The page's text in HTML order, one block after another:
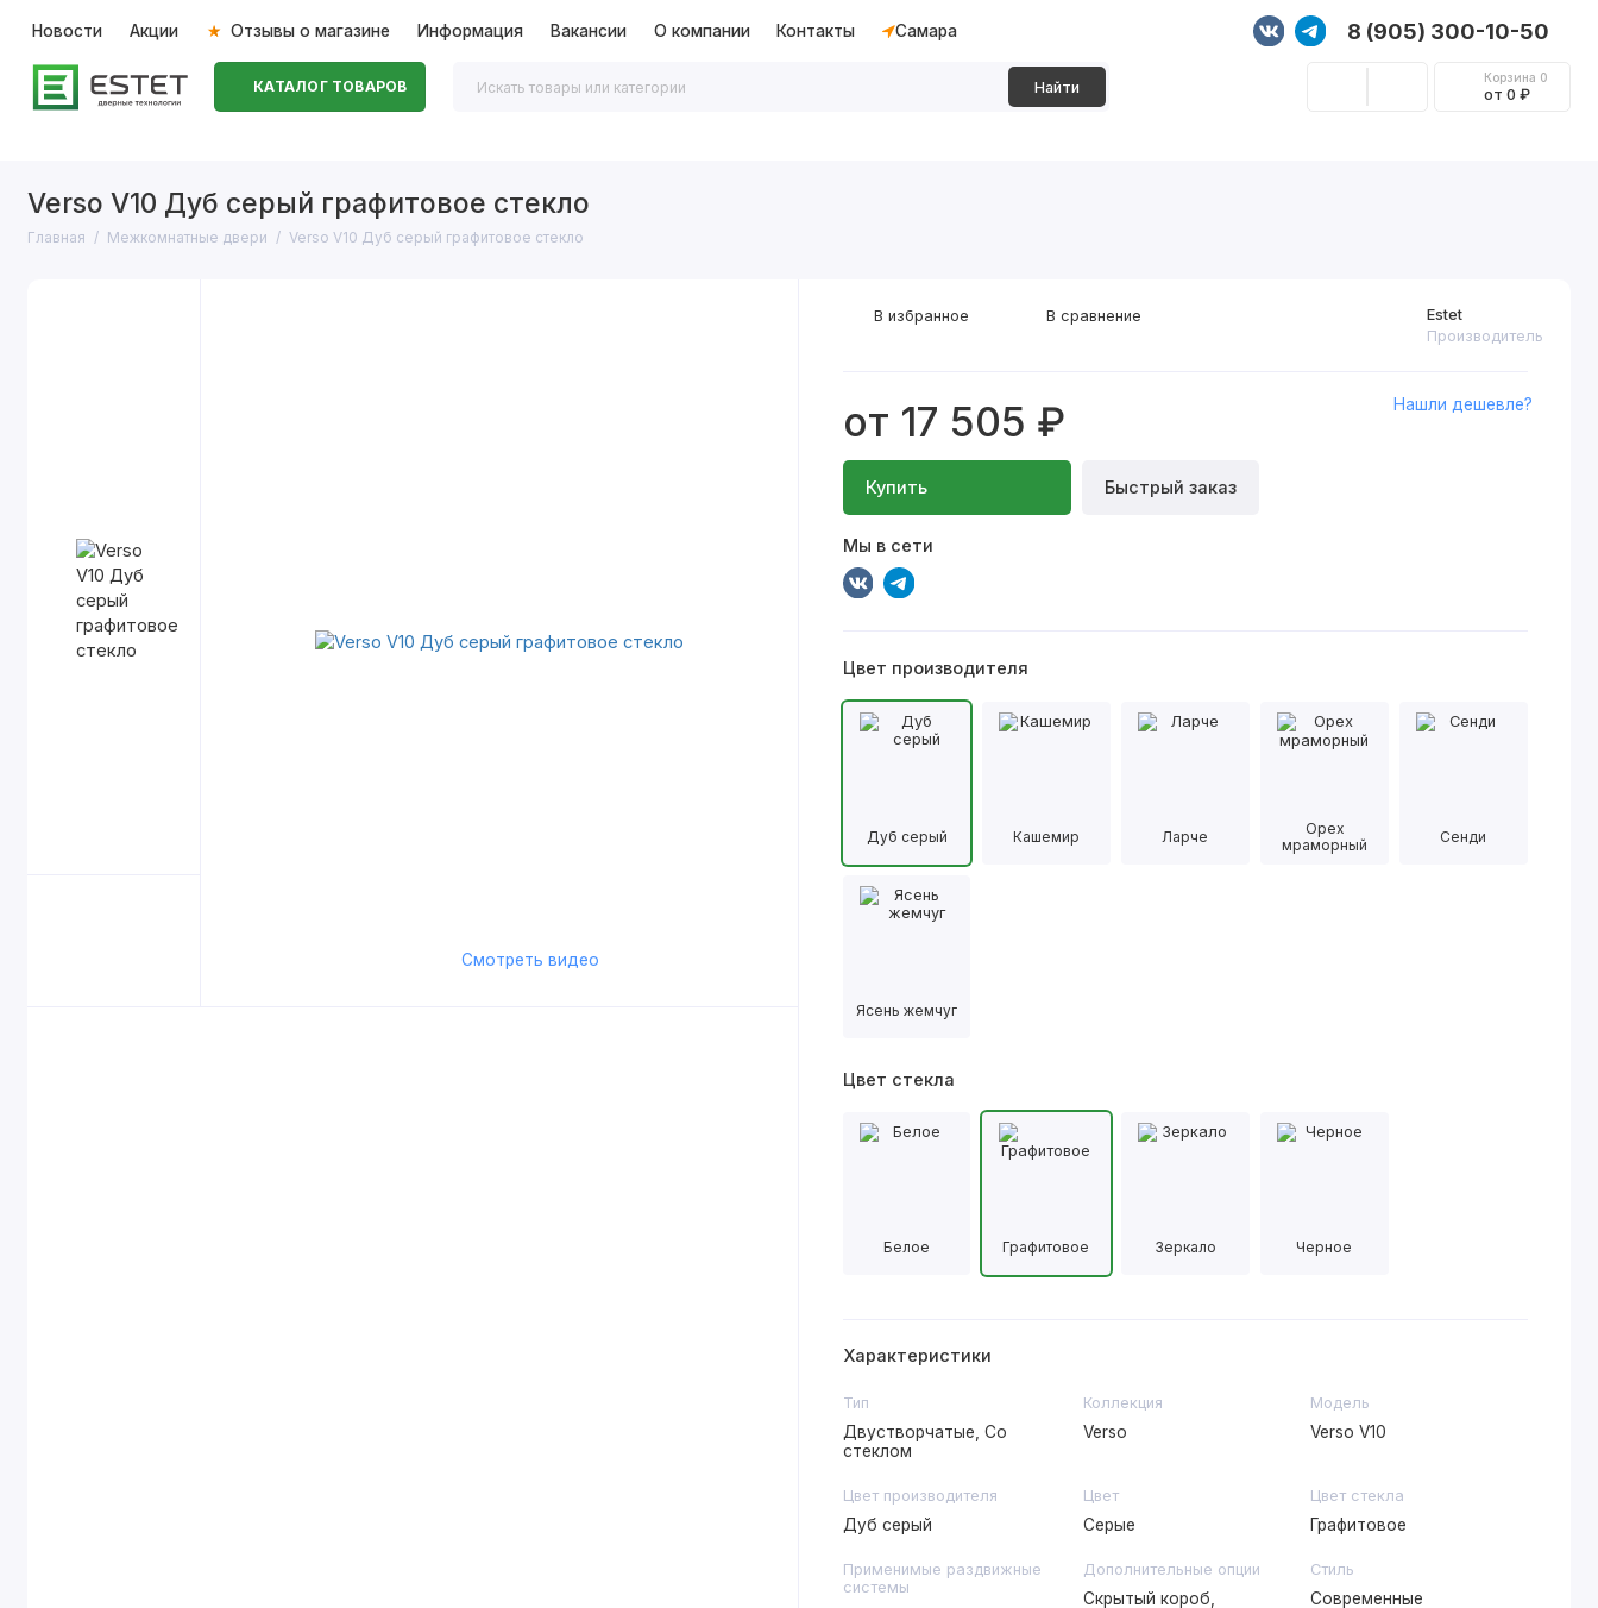
Новости Акции Отзывы о магазине Информация Вакансии О компании Контакты Самара 8 (905) 300-10-50
КАТАЛОГ ТОВАРОВ Найти
Корзина 0
от 0 ₽
Verso V10 Дуб серый графитовое стекло
Главная Межкомнатные двери Verso V10 Дуб серый графитовое стекло
Смотреть видео
Estet
Производитель
от 17 505 ₽
Купить Быстрый заказ
Нашли дешевле?
Мы в сети
В избранное В сравнение
Цвет производителя
Дуб серый Кашемир Ларче
Орех
мраморный
Сенди
Ясень жемчуг
Цвет стекла
Белое Графитовое Зеркало Черное
Характеристики
Тип
Двустворчатые, Со
стеклом
Коллекция
Verso
Модель
Verso V10
Цвет производителя
Дуб серый
Цвет
Серые
Цвет стекла
Графитовое
Применимые раздвижные
системы
Дополнительные опции
Скрытый короб,
Стиль
Современные